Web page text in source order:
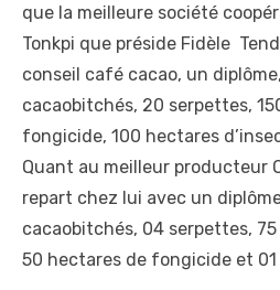
que la meilleure société
Tonkpi que préside Fidèle
conseil café cacao, un
cacaobitchés, 20 serpettes,
fongicide, 100 hectares
Quant au meilleur producteur
repart chez lui avec un
cacaobitchés, 04 serpettes,
50 hectares de fongicide et 01